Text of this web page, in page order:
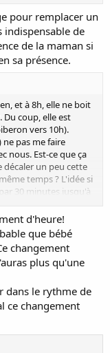
pour remplacer un
indispensable de
de la maman si
sa présence.
et à 8h, elle ne boit
Du coup, elle est
vers 10h).
pas me faire
nous. Est-ce que ça
décaler un peu cette
temps ? L'idée si
30 minutes jusqu'à
d'heure!
que bébé
changement
plus qu'une
dans le rythme de
ce changement